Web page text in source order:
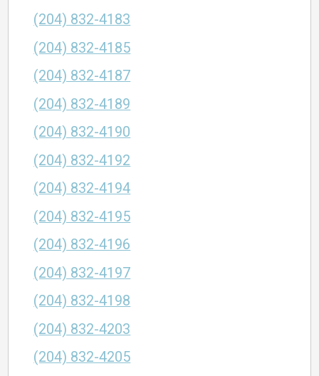
(204) 832-4183
(204) 832-4185
(204) 832-4187
(204) 832-4189
(204) 832-4190
(204) 832-4192
(204) 832-4194
(204) 832-4195
(204) 832-4196
(204) 832-4197
(204) 832-4198
(204) 832-4203
(204) 832-4205